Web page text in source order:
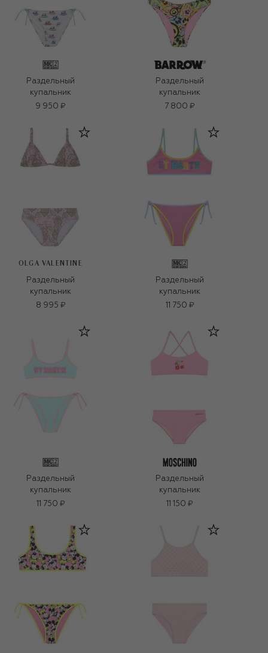
Раздельный
купальник
9 950 ₽
Раздельный
купальник
7 800 ₽
OLGA VALENTINE
Раздельный
купальник
8 995 ₽
Раздельный
купальник
11 750 ₽
Раздельный
купальник
11 750 ₽
Раздельный
купальник
11 150 ₽